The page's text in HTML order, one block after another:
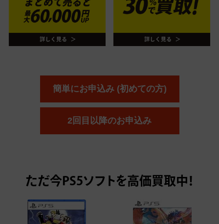
簡単にお申込み (初めての方)
2回目以降のお申込み
ただ今 PS5ソフトを高価買取中！